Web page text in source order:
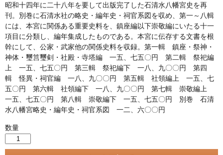
昭和十四年に二十八年を要して出版完了した石清水八幡宮史を再
刊。別巻に石清水社の略史・編年史・祠官系図を収め、第一～八輯
には、本宮に関係ある重要史料を、鎮座編以下崇敬編にいたる十一
項目に分類し、編年集成したものである。本宮に伝存する文書を根
幹にして、公家・武家他の関係史料を収録。第一輯 鎮座・祭神・
神体・璽筥璽剣・社殿・寺塔編 一五、七五〇円 第二輯 祭祀編
上 一五、七五〇円 第三輯 祭祀編下 一八、九〇〇円 第四
輯 怪異・祠官編 一八、九〇〇円 第五輯 社領編上 一五、七
五〇円 第六輯 社領編下 一八、九〇〇円 第七輯 崇敬編上
一五、七五〇円 第八輯 崇敬編下 一五、七五〇円 別巻 石清
水八幡宮略史・編年史・祠官系図 一二、六〇〇円
数量